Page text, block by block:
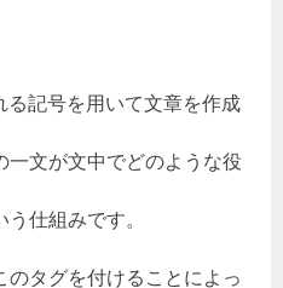
る記号を用いて文章を作成
一文が文中でどのような役
仕組みです。
タグを付けることによっ